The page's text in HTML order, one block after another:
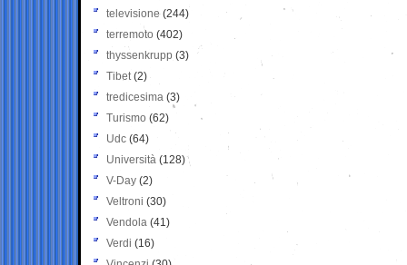
televisione(244)
terremoto (402)
thyssenkrupp (3)
Tibet(2)
tredicesima (3)
Turismo (62)
Udc (64)
Università (128)
V-Day (2)
Veltroni (30)
Vendola (41)
Verdi (16)